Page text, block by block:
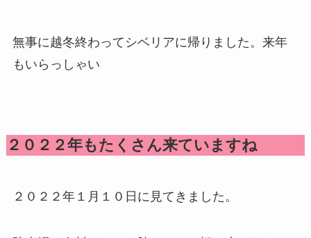
無事に越冬終わってシベリアに帰りました。来年
もいらっしゃい
２０２２年もたくさん来ていますね
２０２２年１月１０日に見てきました。